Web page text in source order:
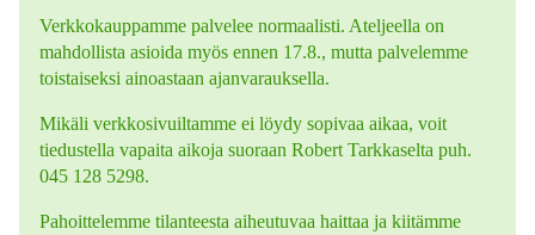
Verkkokauppamme palvelee normaalisti. Ateljeella on
mahdollista asioida myös ennen 17.8., mutta palvelemme
toistaiseksi ainoastaan ajanvarauksella.
Mikäli verkkosivuiltamme ei löydy sopivaa aikaa, voit
tiedustella vapaita aikoja suoraan Robert Tarkkaselta puh.
045 128 5298.
Pahoittelemme tilanteesta aiheutuvaa haittaa ja kiitämme